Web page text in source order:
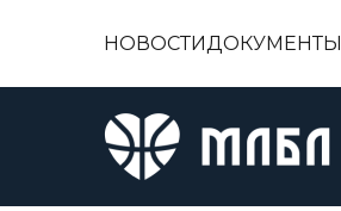
НОВОСТИДОКУМЕНТЫ